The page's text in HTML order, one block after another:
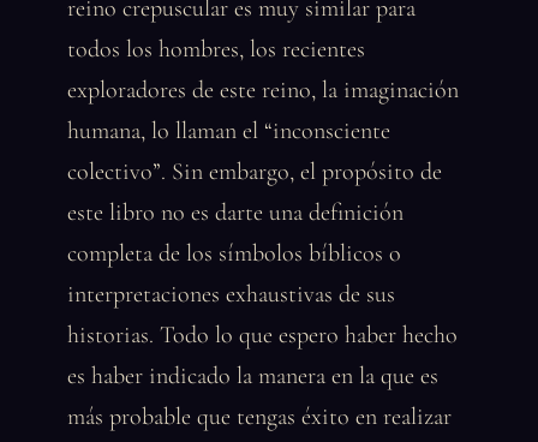
reino crepuscular es muy similar para
todos los hombres, los recientes
exploradores de este reino, la imaginación
humana, lo llaman el “inconsciente
colectivo”. Sin embargo, el propósito de
este libro no es darte una definición
completa de los símbolos bíblicos o
interpretaciones exhaustivas de sus
historias. Todo lo que espero haber hecho
es haber indicado la manera en la que es
más probable que tengas éxito en realizar